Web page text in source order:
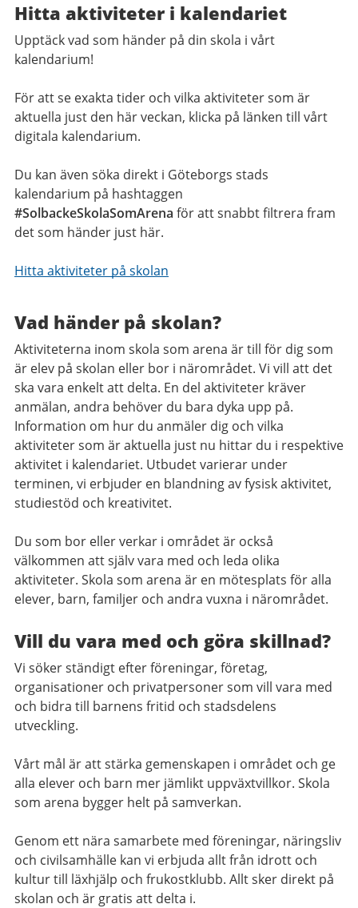
Hitta aktiviteter i kalendariet
Upptäck vad som händer på din skola i vårt
kalendarium!
För att se exakta tider och vilka aktiviteter som är
aktuella just den här veckan, klicka på länken till vårt
digitala kalendarium.
Du kan även söka direkt i Göteborgs stads
kalendarium på hashtaggen
#SolbackeSkolaSomArena för att snabbt filtrera fram
det som händer just här.
Hitta aktiviteter på skolan
Vad händer på skolan?
Aktiviteterna inom skola som arena är till för dig som
är elev på skolan eller bor i närområdet. Vi vill att det
ska vara enkelt att delta. En del aktiviteter kräver
anmälan, andra behöver du bara dyka upp på.
Information om hur du anmäler dig och vilka
aktiviteter som är aktuella just nu hittar du i respektive
aktivitet i kalendariet. Utbudet varierar under
terminen, vi erbjuder en blandning av fysisk aktivitet,
studiestöd och kreativitet.
Du som bor eller verkar i området är också
välkommen att själv vara med och leda olika
aktiviteter. Skola som arena är en mötesplats för alla
elever, barn, familjer och andra vuxna i närområdet.
Vill du vara med och göra skillnad?
Vi söker ständigt efter föreningar, företag,
organisationer och privatpersoner som vill vara med
och bidra till barnens fritid och stadsdelens
utveckling.
Vårt mål är att stärka gemenskapen i området och ge
alla elever och barn mer jämlikt uppväxtvillkor. Skola
som arena bygger helt på samverkan.
Genom ett nära samarbete med föreningar, näringsliv
och civilsamhälle kan vi erbjuda allt från idrott och
kultur till läxhjälp och frukostklubb. Allt sker direkt på
skolan och är gratis att delta i.